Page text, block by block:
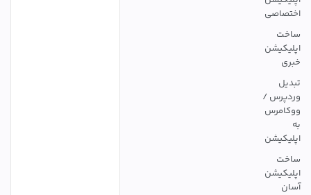
اختصاصی
ساخت
اپلیکیشن
خبری
تبدیل
وردپرس /
ووکامرس
به
اپلیکیشن
ساخت
اپلیکیشن
آسان